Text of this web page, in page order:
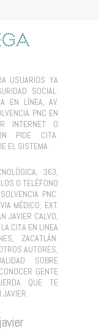
USUARIOS YA
SOCIAL.
EN LÍNEA, AV.
PNC EN
INTERNET O
PIDE CITA.
EL SISTEMA.
363,
O TELÉFONO
PNC.
MÉDICO; EXT.
JAVIER CALVO,
CITA EN LINEA
ZACATLÁN.
AUTORES,
SOBRE
GENTE
QUE TE
JAVIER.